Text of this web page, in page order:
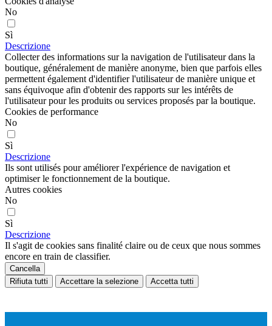
No
Sì
Descrizione
Collecter des informations sur la navigation de l'utilisateur dans la
boutique, généralement de manière anonyme, bien que parfois elles
permettent également d'identifier l'utilisateur de manière unique et
sans équivoque afin d'obtenir des rapports sur les intérêts de
l'utilisateur pour les produits ou services proposés par la boutique.
Cookies de performance
No
Sì
Descrizione
Ils sont utilisés pour améliorer l'expérience de navigation et
optimiser le fonctionnement de la boutique.
Autres cookies
No
Sì
Descrizione
Il s'agit de cookies sans finalité claire ou de ceux que nous sommes
encore en train de classifier.
Cancella
Rifiuta tutti
Accettare la selezione Accetta tutti